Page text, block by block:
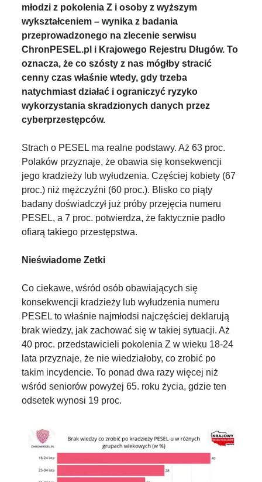
młodzi z pokolenia Z i osoby z wyższym
wykształceniem – wynika z badania
przeprowadzonego na zlecenie serwisu
ChronPESEL.pl i Krajowego Rejestru Długów. To
oznacza, że co szósty z nas mógłby stracić
cenny czas właśnie wtedy, gdy trzeba
natychmiast działać i ograniczyć ryzyko
wykorzystania skradzionych danych przez
cyberprzestępców.
Strach o PESEL ma realne podstawy. Aż 63 proc.
Polaków przyznaje, że obawia się konsekwencji
jego kradzieży lub wyłudzenia. Częściej kobiety (67
proc.) niż mężczyźni (60 proc.). Blisko co piąty
badany doświadczył już próby przejęcia numeru
PESEL, a 7 proc. potwierdza, że faktycznie padło
ofiarą takiego przestępstwa.
Nieświadome Zetki
Co ciekawe, wśród osób obawiających się
konsekwencji kradzieży lub wyłudzenia numeru
PESEL to właśnie najmłodsi najczęściej deklarują
brak wiedzy, jak zachować się w takiej sytuacji. Aż
40 proc. przedstawicieli pokolenia Z w wieku 18-24
lata przyznaje, że nie wiedziałoby, co zrobić po
takim incydencie. To ponad dwa razy więcej niż
wśród seniorów powyżej 65. roku życia, gdzie ten
odsetek wynosi 19 proc.